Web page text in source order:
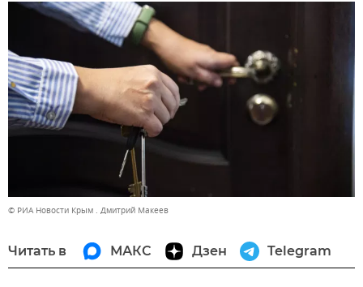
© РИА Новости Крым . Дмитрий Макеев
Читать в МАКС Дзен Telegram